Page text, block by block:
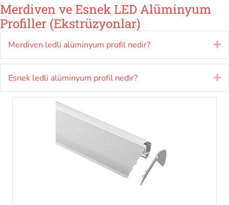
Merdiven ve Esnek LED Alüminyum
Profiller (Ekstrüzyonlar)
Merdiven ledli alüminyum profil nedir?
Esnek ledli alüminyum profil nedir?